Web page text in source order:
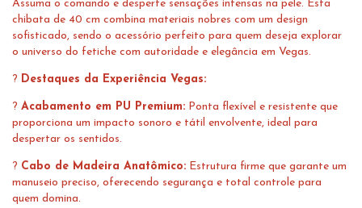
Assuma o comando e desperte sensações intensas na pele. Esta
chibata de 40 cm combina materiais nobres com um design
sofisticado, sendo o acessório perfeito para quem deseja explorar
o universo do fetiche com autoridade e elegância em Vegas.
? Destaques da Experiência Vegas:
? Acabamento em PU Premium: Ponta flexível e resistente que
proporciona um impacto sonoro e tátil envolvente, ideal para
despertar os sentidos.
? Cabo de Madeira Anatômico: Estrutura firme que garante um
manuseio preciso, oferecendo segurança e total controle para
quem domina.